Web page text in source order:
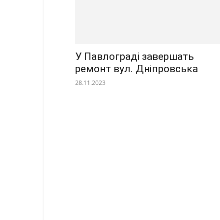
У Павлограді завершать
ремонт вул. Дніпровська
28.11.2023